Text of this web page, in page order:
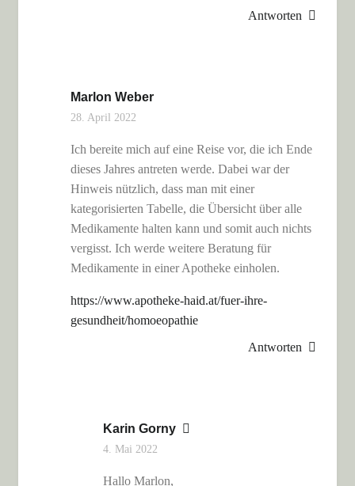
Antworten
Marlon Weber
28. April 2022
Ich bereite mich auf eine Reise vor, die ich Ende
dieses Jahres antreten werde. Dabei war der
Hinweis nützlich, dass man mit einer
kategorisierten Tabelle, die Übersicht über alle
Medikamente halten kann und somit auch nichts
vergisst. Ich werde weitere Beratung für
Medikamente in einer Apotheke einholen.
https://www.apotheke-haid.at/fuer-ihre-
gesundheit/homoeopathie
Antworten
Karin Gorny
4. Mai 2022
Hallo Marlon,